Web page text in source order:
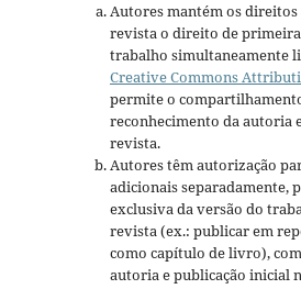
Autores mantém os direitos
revista o direito de
trabalho simultaneamente
Creative Commons
permite o
reconhecimento da autoria
revista.
Autores têm autorização
adicionais separadamente,
exclusiva da versão do
revista (ex.: publicar em
como capítulo de livro),
autoria e publicação inicial